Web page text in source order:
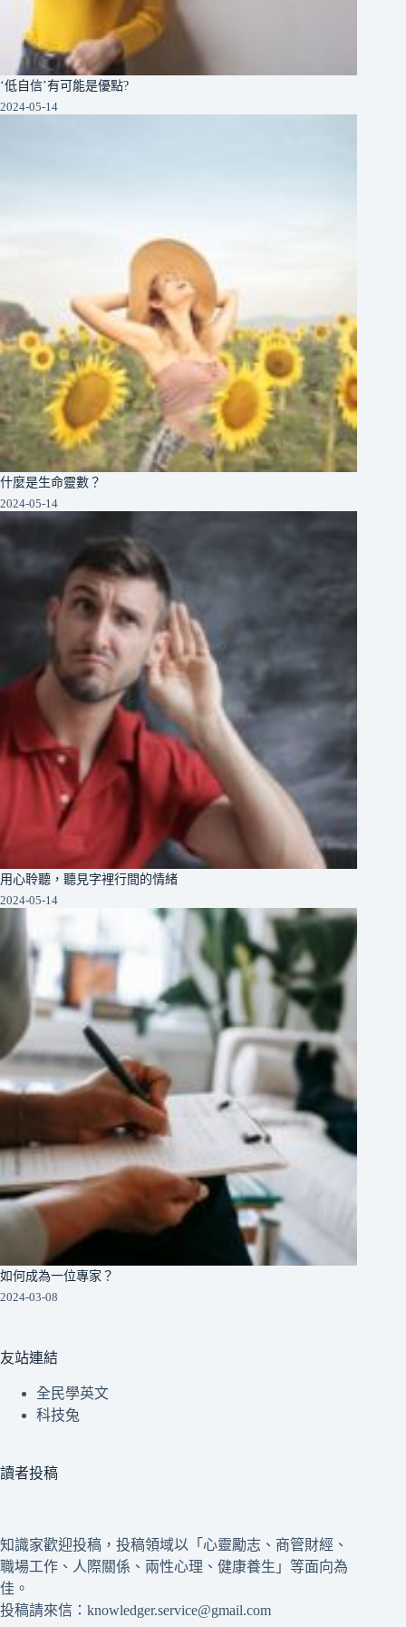
‘低自信’有可能是優點?
2024-05-14
什麼是生命靈數？
2024-05-14
用心聆聽，聽見字裡行間的情緒
2024-05-14
如何成為一位專家？
2024-03-08
友站連結
全民學英文
科技兔
讀者投稿
知識家歡迎投稿，投稿領域以「心靈勵志、商管財經、
職場工作、人際關係、兩性心理、健康養生」等面向為
佳。
投稿請來信：knowledger.service@gmail.com